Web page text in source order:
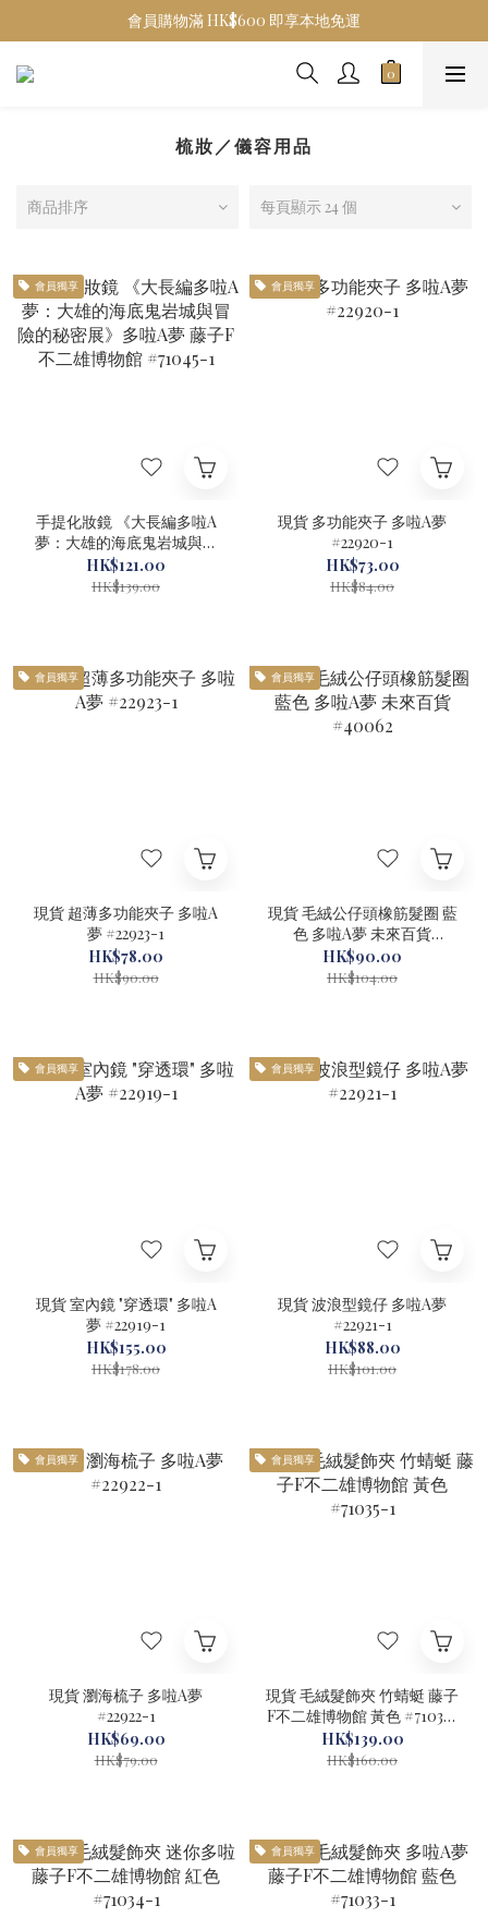
會員購物滿 HK$600 即享本地免運
梳妝／儀容用品
商品排序 每頁顯示 24 個
會員獨享
手提化妝鏡 《大長編多啦A
夢：大雄的海底鬼岩城與冒
險的秘密展》多啦A夢 藤子F
不二雄博物館 #71045-1
HK$121.00
HK$139.00
會員獨享
現貨 多功能夾子 多啦A夢
#22920-1
HK$73.00
HK$84.00
會員獨享
現貨 超薄多功能夾子 多啦A
夢 #22923-1
HK$78.00
HK$90.00
會員獨享
現貨 毛絨公仔頭橡筋髮圈 藍
色 多啦A夢 未來百貨
#40062
HK$90.00
HK$104.00
會員獨享
現貨 室內鏡 "穿透環" 多啦A
夢 #22919-1
HK$155.00
HK$178.00
會員獨享
現貨 波浪型鏡仔 多啦A夢
#22921-1
HK$88.00
HK$101.00
會員獨享
現貨 瀏海梳子 多啦A夢
#22922-1
HK$69.00
HK$79.00
會員獨享
現貨 毛絨髮飾夾 竹蜻蜓 藤子
F不二雄博物館 黃色 #71035-
1
HK$139.00
HK$160.00
會員獨享 會員獨享